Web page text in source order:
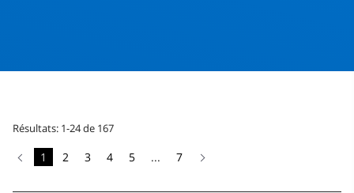
Résultats: 1-24 de 167
1 2 3 4 5 ... 7